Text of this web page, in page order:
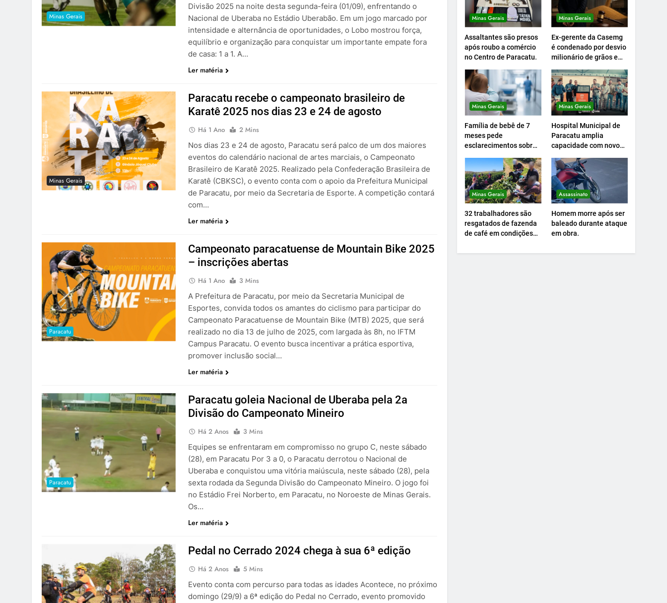
Minas Gerais
Divisão 2025 na noite desta segunda-feira (01/09), enfrentando o
Nacional de Uberaba no Estádio Uberabão. Em um jogo marcado por
intensidade e alternância de oportunidades, o Lobo mostrou força,
equilíbrio e organização para conquistar um importante empate fora
de casa: 1 a 1. A…
Ler matéria
Minas Gerais
Paracatu recebe o campeonato brasileiro de
Karatê 2025 nos dias 23 e 24 de agosto
Há 1 Ano
2 Mins
Nos dias 23 e 24 de agosto, Paracatu será palco de um dos maiores
eventos do calendário nacional de artes marciais, o Campeonato
Brasileiro de Karatê 2025. Realizado pela Confederação Brasileira de
Karatê (CBKSC), o evento conta com o apoio da Prefeitura Municipal
de Paracatu, por meio da Secretaria de Esporte. A competição contará
com…
Ler matéria
Paracatu
Campeonato paracatuense de Mountain Bike 2025
– inscrições abertas
Há 1 Ano
3 Mins
A Prefeitura de Paracatu, por meio da Secretaria Municipal de
Esportes, convida todos os amantes do ciclismo para participar do
Campeonato Paracatuense de Mountain Bike (MTB) 2025, que será
realizado no dia 13 de julho de 2025, com largada às 8h, no IFTM
Campus Paracatu. O evento busca incentivar a prática esportiva,
promover inclusão social…
Ler matéria
Paracatu
Paracatu goleia Nacional de Uberaba pela 2a
Divisão do Campeonato Mineiro
Há 2 Anos
3 Mins
Equipes se enfrentaram em compromisso no grupo C, neste sábado
(28), em Paracatu Por 3 a 0, o Paracatu derrotou o Nacional de
Uberaba e conquistou uma vitória maiúscula, neste sábado (28), pela
sexta rodada da Segunda Divisão do Campeonato Mineiro. O jogo foi
no Estádio Frei Norberto, em Paracatu, no Noroeste de Minas Gerais.
Os…
Ler matéria
Pedal no Cerrado 2024 chega à sua 6ª edição
Há 2 Anos
5 Mins
Evento conta com percurso para todas as idades Acontece, no próximo
domingo (29/9) a 6ª edição do Pedal no Cerrado, evento promovido
Minas Gerais
Assaltantes são presos
após roubo a comércio
no Centro de Paracatu.
Minas Gerais
Ex-gerente da Casemg
é condenado por desvio
milionário de grãos em
Minas Gerais
Família de bebê de 7
meses pede
esclarecimentos sobre
transferência
hospitalar.
Minas Gerais
Hospital Municipal de
Paracatu amplia
capacidade com novo
Minas Gerais
32 trabalhadores são
resgatados de fazenda
de café em condições
Assassinato
Homem morre após ser
baleado durante ataque
em obra.